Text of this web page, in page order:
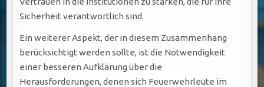
Sicherheit verantwortlich sind.
Ein weiterer Aspekt, der in diesem Zusammenhang
berücksichtigt werden sollte, ist die Notwendigkeit
einer besseren Aufklärung über die
Herausforderungen, denen sich Feuerwehrleute im